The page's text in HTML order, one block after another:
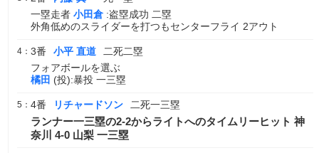
一塁走者 小田倉 :盗塁成功 二塁
外角低めのスライダーを打つもセンターフライ 2アウト
4： 3番 小平 直道
二死二塁
フォアボールを選ぶ
橘田 (投):暴投 一三塁
5： 4番 リチャードソン 二死一三塁
ランナー一三塁の2-2からライトへのタイムリーヒット 神
奈川 4-0 山梨 一三塁